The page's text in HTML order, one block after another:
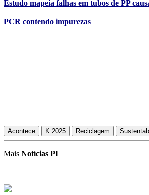
Estudo mapeia falhas em tubos de PP
PCR contendo impurezas
Acontece K 2025 Reciclagem
Mais Notícias PI